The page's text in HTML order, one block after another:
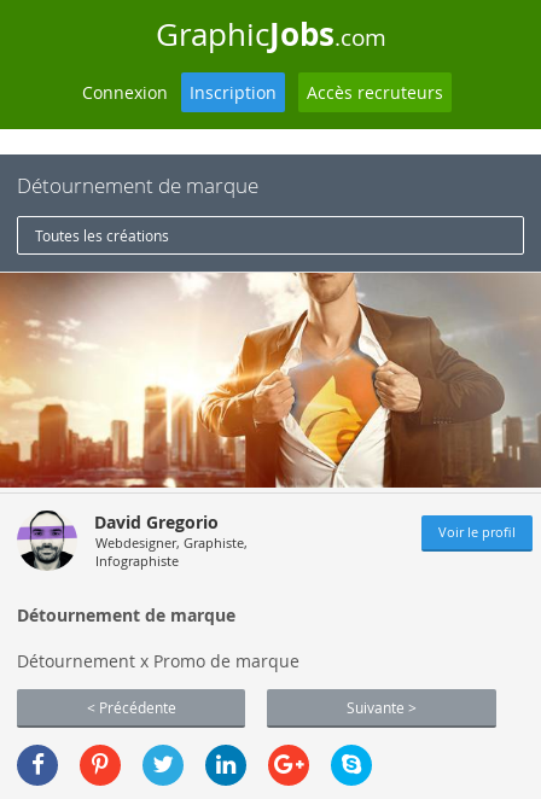
GraphicJobs.com
Connexion Inscription Accès recruteurs
Détournement de marque
Toutes les créations
David Gregorio
Webdesigner, Graphiste,
Infographiste
Voir le profil
Détournement de marque
Détournement x Promo de marque
< Précédente Suivante >